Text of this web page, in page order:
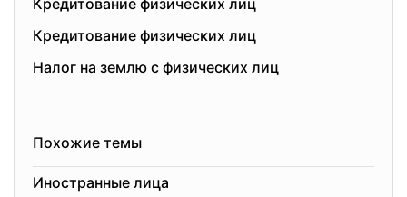
Кредитование физических лиц
Налог на землю с физических лиц
Похожие темы
Иностранные лица